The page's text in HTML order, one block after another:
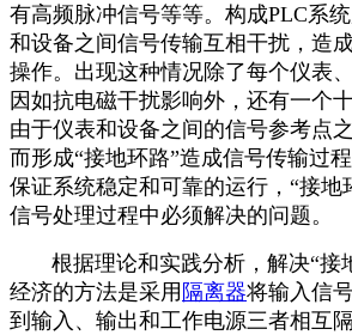
有高频脉冲信号等等。构成PLC系
和设备之间信号传输互相干扰，造
操作。出现这种情况除了每个仪表
因如抗电磁干扰影响外，还有一个
由于仪表和设备之间的信号参考点
而形成“接地环路”造成信号传输过
保证系统稳定和可靠的运行，“接地
信号处理过程中必须解决的问题。
根据理论和实践分析，解决“接
经济的方法是采用 隔离器将输入信
到输入、输出和工作电源三者相互